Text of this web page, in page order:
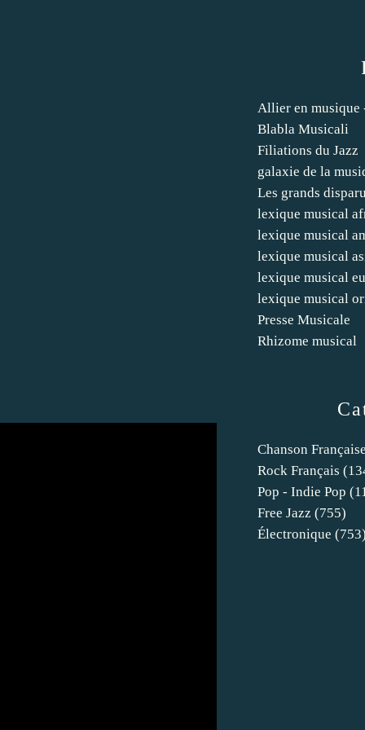
Chanson
Rock Français
Pop - Indie Pop
Free Jazz (755)
Électronique
Allier en musique
Blabla Musicali
Filiations du Jazz
galaxie de la
Les grands
lexique musical
lexique musical
lexique musical
lexique musical
lexique musical
Presse Musicale
Rhizome musical